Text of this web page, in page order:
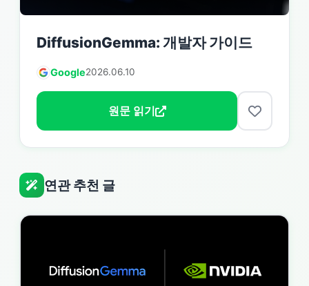
DiffusionGemma: 개발자 가이드
Google2026.06.10
원문 읽기
연관 추천 글